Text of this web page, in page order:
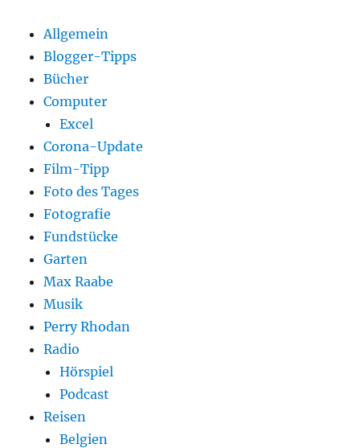
Allgemein
Blogger-Tipps
Bücher
Computer
Excel
Corona-Update
Film-Tipp
Foto des Tages
Fotografie
Fundstücke
Garten
Max Raabe
Musik
Perry Rhodan
Radio
Hörspiel
Podcast
Reisen
Belgien